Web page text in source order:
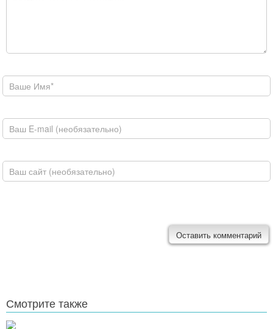
Ваше имя
E-mail
Домашняя страница
Смотрите также